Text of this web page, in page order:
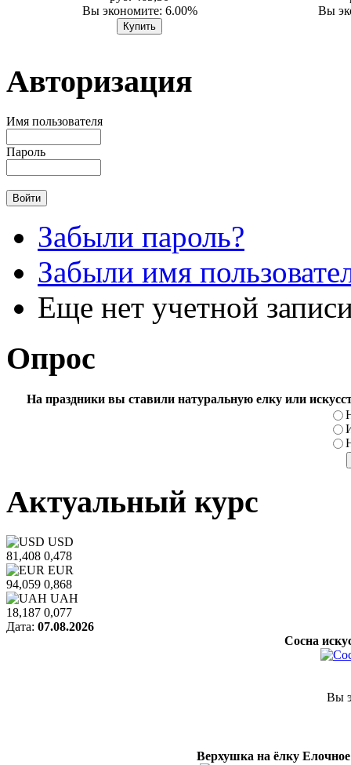
Вы экономите: 6.00%
Вы
Авторизация
Имя пользователя
Пароль
Забыли пароль?
Забыли имя
Еще нет учетной
Опрос
На праздники вы ставили натуральную елку или
Актуальный курс
USD
81,408 0,478
EUR
94,059 0,868
UAH
18,187 0,077
Дата: 07.08.2026
Сосна
Вы
Верхушка на ёлку